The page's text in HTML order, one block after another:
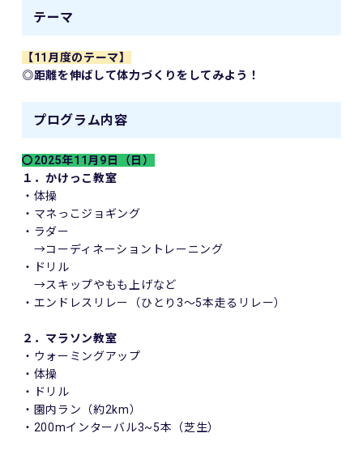
テーマ
【11月度のテーマ】
◎距離を伸ばして体力づくりをしてみよう！
プログラム内容
〇2025年11月9日（日）
１．かけっこ教室
・体操
・マネっこジョギング
・ラダー
→コーディネーショントレーニング
・ドリル
→スキップやもも上げなど
・エンドレスリレー（ひとり3～5本走るリレー）
２．マラソン教室
・ウォーミングアップ
・体操
・ドリル
・園内ラン（約2km）
・200mインターバル3~5本（芝生）